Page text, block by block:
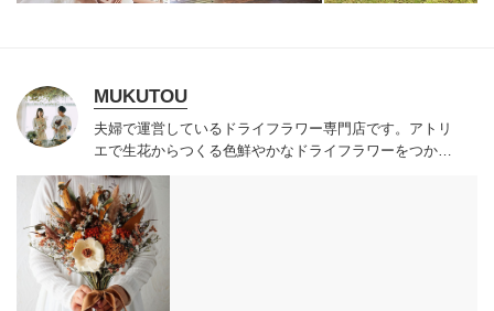
MUKUTOU
夫婦で運営しているドライフラワー専門店です。 アトリ
エで生花からつくる色鮮やかなドライフラワーをつかっ
たブーケやスワッグを販売しています。
ております。
わった後にも長く飾っていただけます。
ちらにも使っていただくこともあるので、それぞれブー
ケを用意するよりもお得にできます。